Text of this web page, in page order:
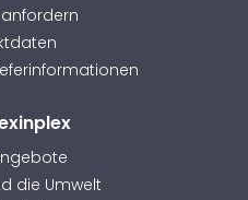
die Umwelt